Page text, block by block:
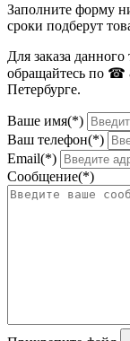
Заполните форму
сроки подберут
Для заказа
обращайтесь по ☎
Петербурге.
Ваше имя(*)
Ваш телефон(*)
Email(*)
Сообщение(*)